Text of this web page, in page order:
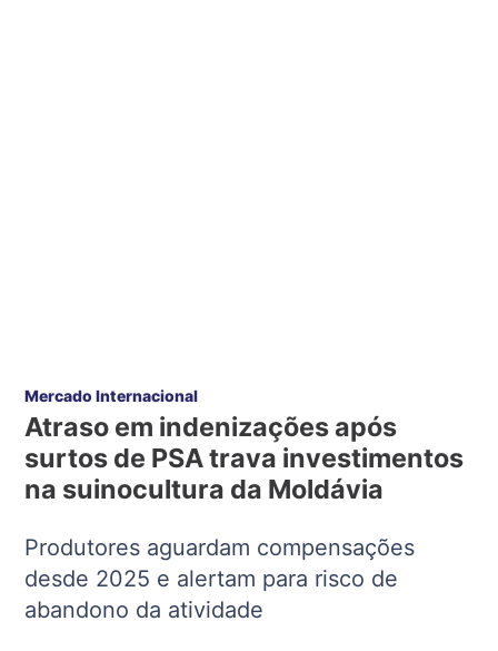
Mercado Internacional
Atraso em indenizações após
surtos de PSA trava investimentos
na suinocultura da Moldávia
Produtores aguardam compensações
desde 2025 e alertam para risco de
abandono da atividade